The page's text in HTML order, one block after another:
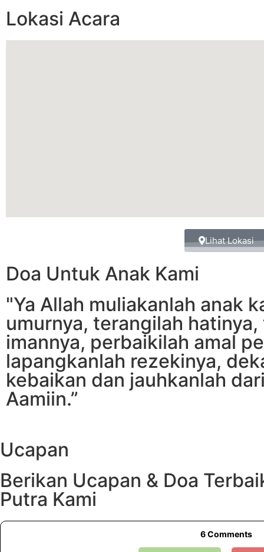
Lokasi Acara
Lihat Lokasi
Doa Untuk Anak Kami
"Ya Allah muliakanlah anak
umurnya, terangilah
imannya, perbaikilah amal
lapangkanlah rezekinya,
kebaikan dan jauhkanlah
Aamiin.”
Ucapan
Berikan Ucapan & Doa
Putra Kami
6Comments